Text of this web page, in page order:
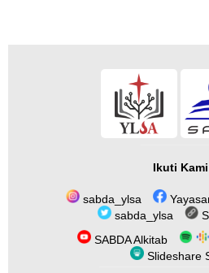
Ikuti
sabda_ylsa
sabda_ylsa
SABDA Alkitab
Slideshare